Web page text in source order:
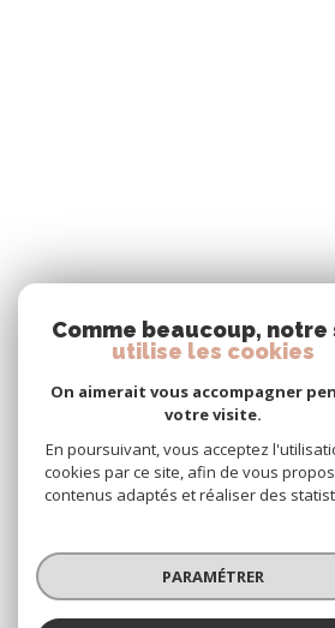
Comme beaucoup, notre
utilise les cookies
On aimerait vous accompagner
votre visite.
En poursuivant, vous acceptez
cookies par ce site, afin de vous
contenus adaptés et réaliser des
PARAMÉTRER